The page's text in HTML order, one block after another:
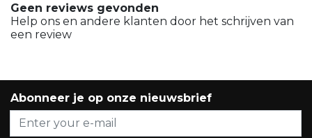
Geen reviews gevonden
Help ons en andere klanten door het schrijven van
een review
Abonneer je op onze nieuwsbrief